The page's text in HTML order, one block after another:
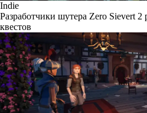
Indie
Разработчики шутера Zero Sievert 2
квестов